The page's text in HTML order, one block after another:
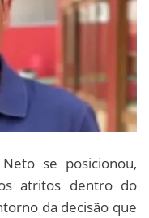
se posicionou,
atritos dentro do
da decisão que